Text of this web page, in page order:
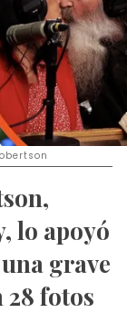
lo apoyó
grave
28 fotos